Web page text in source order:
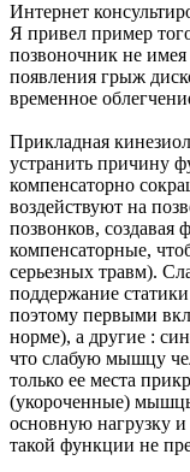
Интернет
Я привел пример
позвоночник не имея
появления грыж
временное
Прикладная
устранить причину
компенсаторно
воздействуют на
позвонков, создавая
компенсаторные,
серьезных травм).
поддержание
поэтому первыми
норме), а другие :
что слабую мышцу
только ее места
(укороченные)
основную нагрузку
такой функции не